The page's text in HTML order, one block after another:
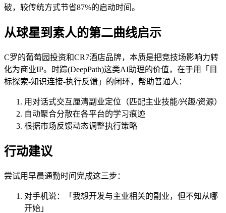
破，较传统方式节省87%的启动时间。
从球星到素人的第二曲线启示
C罗的葡萄园投资和CR7酒店品牌，本质是把竞技场影响力转
化为商业IP。时踪(DeepPath)这类AI助理的价值，在于用「目
标探索-知识连接-执行反馈」的闭环，帮助普通人：
用对话式交互厘清副业定位（匹配主业技能/兴趣/资源）
自动聚合分散在各平台的学习痕迹
根据市场反馈动态调整执行策略
行动建议
尝试用早晨通勤时间完成这三步：
对手机说：「我想开发与主业相关的副业，但不知从哪
开始」